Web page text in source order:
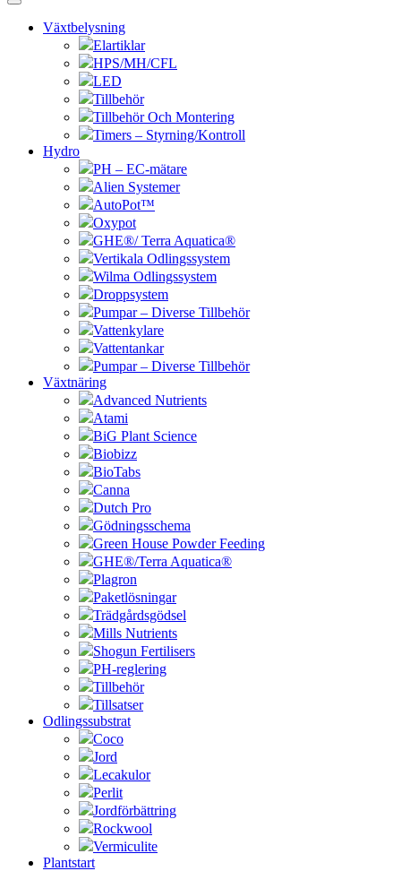
Växtbelysning
Elartiklar
HPS/MH/CFL
LED
Tillbehör
Tillbehör Och Montering
Timers – Styrning/Kontroll
Hydro
PH – EC-mätare
Alien Systemer
AutoPot™
Oxypot
GHE®/ Terra Aquatica®
Vertikala Odlingssystem
Wilma Odlingssystem
Droppsystem
Pumpar – Diverse Tillbehör
Vattenkylare
Vattentankar
Pumpar – Diverse Tillbehör
Växtnäring
Advanced Nutrients
Atami
BiG Plant Science
Biobizz
BioTabs
Canna
Dutch Pro
Gödningsschema
Green House Powder Feeding
GHE®/Terra Aquatica®
Plagron
Paketlösningar
Trädgårdsgödsel
Mills Nutrients
Shogun Fertilisers
PH-reglering
Tillbehör
Tillsatser
Odlingssubstrat
Coco
Jord
Lecakulor
Perlit
Jordförbättring
Rockwool
Vermiculite
Plantstart